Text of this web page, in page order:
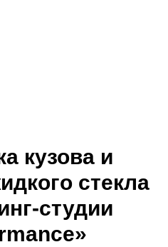
кузова и
стекла
студии